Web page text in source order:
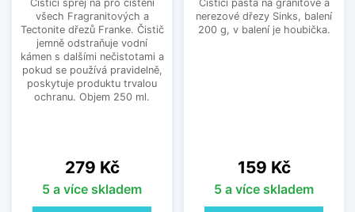
Čisticí sprej na pro čištění
všech Fragranitových a
Tectonite dřezů Franke. Čistič
jemně odstraňuje vodní
kámen s dalšími nečistotami a
pokud se používá pravidelně,
poskytuje produktu trvalou
ochranu. Objem 250 ml.
Cena
279 Kč
5 a více skladem
Čistící pasta na granitové a
nerezové dřezy Sinks, balení
200 g, v balení je houbička.
Cena
159 Kč
5 a více skladem